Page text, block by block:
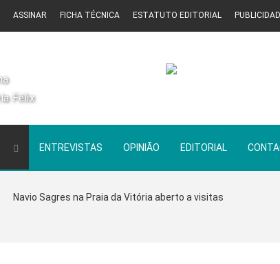
ASSINAR FICHA TÉCNICA ESTATUTO EDITORIAL
Félix
ENTREVISTAS OPINIÃO EDITORIAL
Navio Sagres na Praia da Vitória aberto a visitas